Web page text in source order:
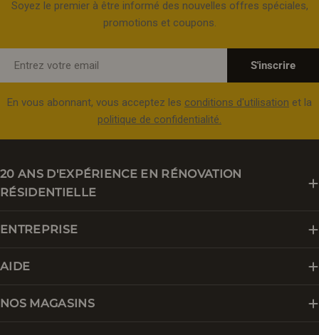
Soyez le premier à être informé des nouvelles offres spéciales,
promotions et coupons.
S'inscrire
En vous abonnant, vous acceptez les conditions d'utilisation et la
politique de confidentialité.
20 ANS D'EXPÉRIENCE EN RÉNOVATION
RÉSIDENTIELLE
ENTREPRISE
AIDE
NOS MAGASINS